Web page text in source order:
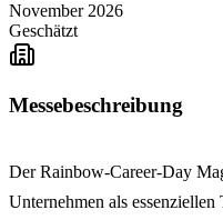
November 2026
Geschätzt
Messebeschreibung
Der Rainbow-Career-Day
Unternehmen als